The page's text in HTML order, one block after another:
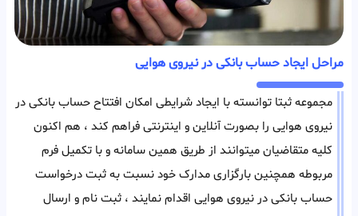
مراحل ایجاد حساب بانکی در نیروی هوایی
مجموعه ثبتا توانسته با ایجاد شرایطی امکان افتتاح حساب بانکی در
نیروی هوایی را بصورت آنلاین و اینترنتی فراهم کند ، هم اکنون
کلیه متقاضیان میتوانند از طریق همین سامانه و با تکمیل فرم
مربوطه همچنین بارگزاری مدارک خود نسبت به ثبت درخواست
حساب بانکی در نیروی هوایی اقدام نمایند ، ثبت نام و ارسال